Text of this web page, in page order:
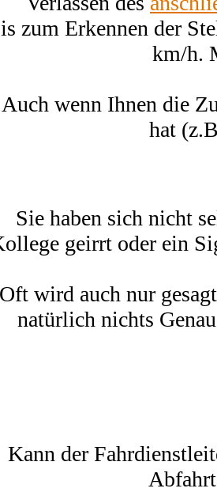
zum Erkennen der
km/h.
Auch wenn Ihnen die
hat
Sie haben sich nicht
geirrt oder ein
Oft wird auch nur
natürlich nichts
Kann der